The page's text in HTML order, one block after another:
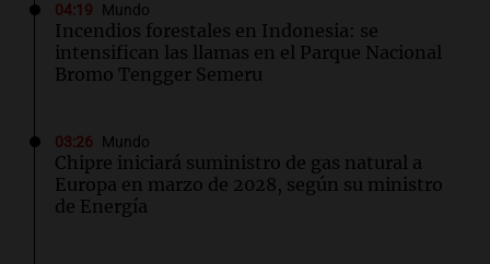
04:19 Mundo
Incendios forestales en Indonesia: se
intensifican las llamas en el Parque Nacional
Bromo Tengger Semeru
03:26 Mundo
Chipre iniciará suministro de gas natural a
Europa en marzo de 2028, según su ministro
de Energía